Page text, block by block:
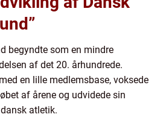
begyndte som en mindre
af det 20. århundrede.
en lille medlemsbase, voksede
af årene og udvidede sin
atletik.